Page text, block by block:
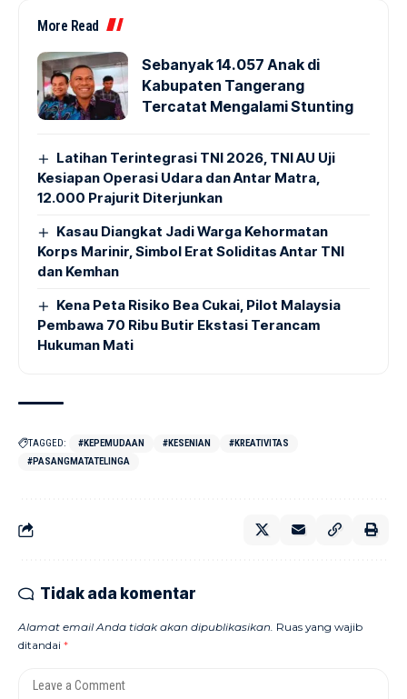
More Read
Sebanyak 14.057 Anak di
Kabupaten Tangerang
Tercatat Mengalami Stunting
Latihan Terintegrasi TNI 2026, TNI AU Uji
Kesiapan Operasi Udara dan Antar Matra,
12.000 Prajurit Diterjunkan
Kasau Diangkat Jadi Warga Kehormatan
Korps Marinir, Simbol Erat Soliditas Antar TNI
dan Kemhan
Kena Peta Risiko Bea Cukai, Pilot Malaysia
Pembawa 70 Ribu Butir Ekstasi Terancam
Hukuman Mati
TAGGED: #KEPEMUDAAN #KESENIAN
#KREATIVITAS
#PASANGMATATELINGA
Tidak ada komentar
Alamat email Anda tidak akan dipublikasikan. Ruas yang wajib
ditandai *